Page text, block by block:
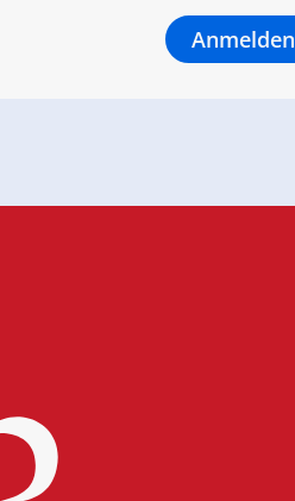
Anmelden